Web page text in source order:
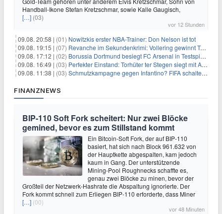
Handball-Ikone Stefan Kretzschmar, sowie Kalle Gaugisch,
[…] (03)
vor 12 Stunden
09.08. 20:58 | (01) Nowitzkis erster NBA-Trainer: Don Nelson ist tot
09.08. 19:15 | (07) Revanche im Sekundenkrimi: Vollering gewinnt Tour
09.08. 17:12 | (02) Borussia Dortmund besiegt FC Arsenal in Testspiel mit 3:2
09.08. 16:49 | (03) Perfekter Einstand: Torhüter ter Stegen siegt mit Ajax
09.08. 11:38 | (03) Schmutzkampagne gegen Infantino? FIFA schaltet auf Angriff
FINANZNEWS
BIP-110 Soft Fork scheitert: Nur zwei Blöcke
gemined, bevor es zum Stillstand kommt
Ein Bitcoin-Soft Fork, der auf BIP-110
basiert, hat sich nach Block 961.632 von
der Hauptkette abgespalten, kam jedoch
kaum in Gang. Der unterstützende
Mining-Pool Roughnecks schaffte es,
genau zwei Blöcke zu minen, bevor der
Großteil der Netzwerk-Hashrate die Abspaltung ignorierte. Der
Fork kommt schnell zum Erliegen BIP-110 erforderte, dass Miner
[…] (00)
vor 48 Minuten